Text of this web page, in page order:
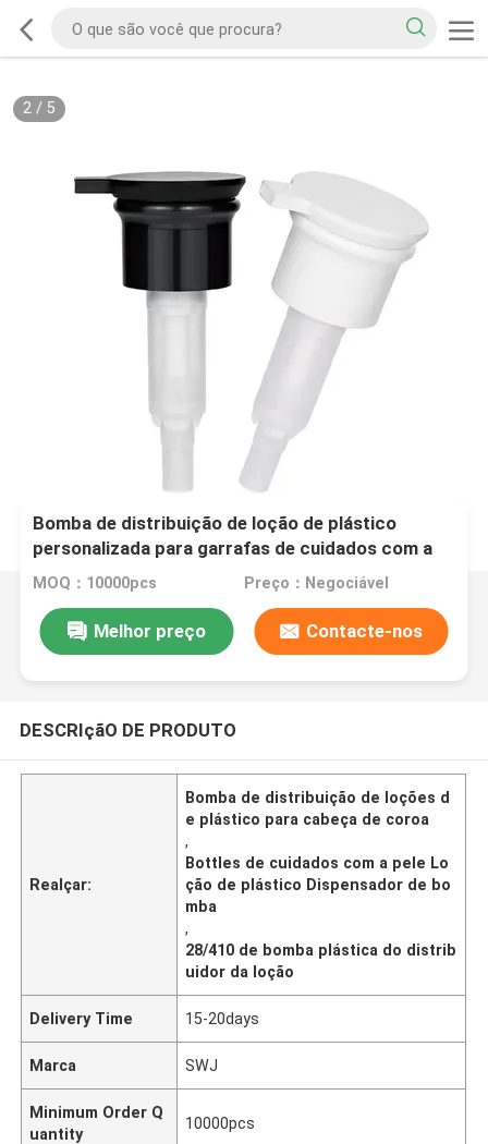
2/ 5
Bomba de distribuição de loção de plástico
personalizada para garrafas de cuidados com a
pele 28/410 cabeça de coroa
MOQ：10000pcs Preço：Negociável
Melhor preço Contacte-nos
DESCRIçãO DE PRODUTO
Realçar:
Bomba de distribuição de loções d
e plástico para cabeça de coroa
,
Bottles de cuidados com a pele Lo
ção de plástico Dispensador de bo
mba
,
28/410 de bomba plástica do distrib
uidor da loção
Delivery Time 15-20days
Marca SWJ
Minimum Order Q
uantity
10000pcs